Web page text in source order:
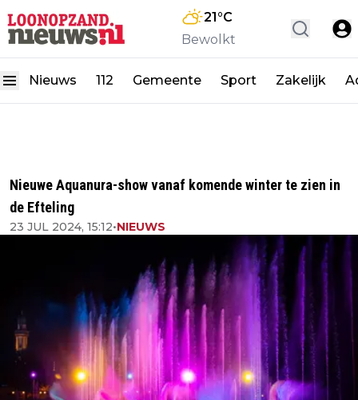
21°C
Bewolkt
Nieuws 112 Gemeente Sport Zakelijk
Nieuwe Aquanura-show vanaf komende winter te zien in
de Efteling
23 JUL 2024, 15:12•NIEUWS